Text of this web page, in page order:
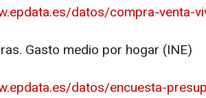
datos/compra-venta-
Gasto medio por hogar (INE)
datos/encuesta-